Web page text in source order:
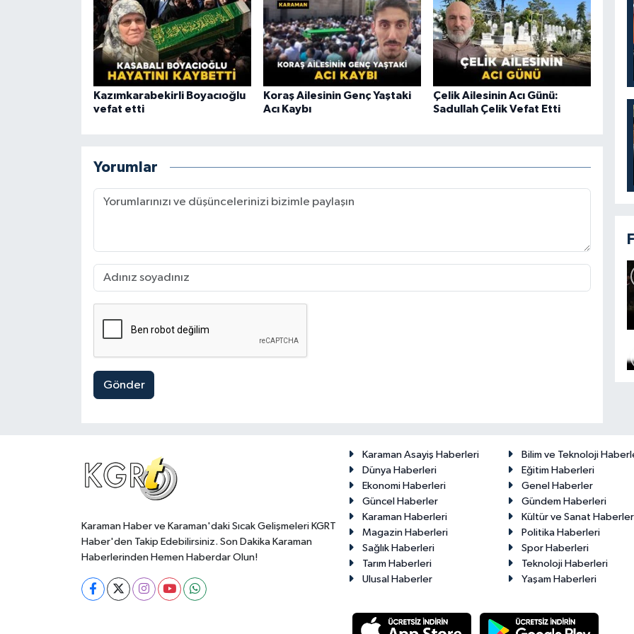
Kazımkarabekirli Boyacıoğlu
vefat etti
Koraş Ailesinin Genç Yaştaki
Acı Kaybı
Çelik Ailesinin Acı Günü:
Sadullah Çelik Vefat Etti
Yorumlar
Gönder
Karaman Haber ve Karaman'daki Sıcak Gelişmeleri KGRT
Haber'den Takip Edebilirsiniz. Son Dakika Karaman
Haberlerinden Hemen Haberdar Olun!
Karaman Asayiş Haberleri
Bilim ve Teknoloji
Dünya Haberleri
Eğitim Haberleri
Ekonomi Haberleri
Genel Haberler
Güncel Haberler
Gündem Haberleri
Karaman Haberleri
Kültür ve Sanat
Magazin Haberleri
Politika Haberleri
Sağlık Haberleri
Spor Haberleri
Tarım Haberleri
Teknoloji Haberleri
Ulusal Haberler
Yaşam Haberleri